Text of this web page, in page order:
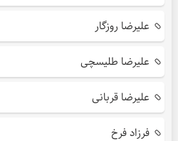
علیرضا روزگار
علیرضا طلیسچی
علیرضا قربانی
فرزاد فرخ